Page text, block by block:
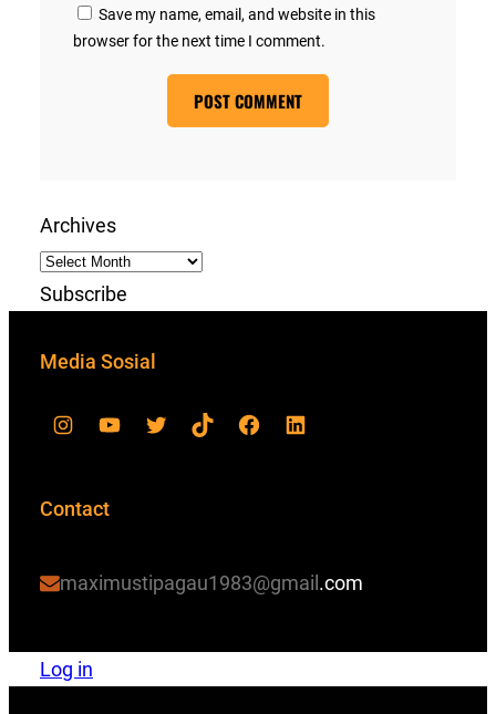
Save my name, email, and website in this
browser for the next time I comment.
Archives
Subscribe
Media Sosial
Contact
maximustipagau1983@gmail.com
Log in